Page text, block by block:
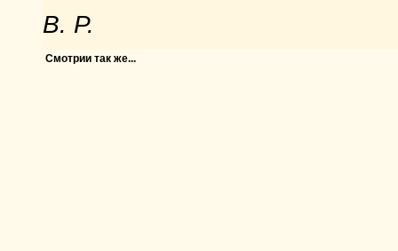
B. P.
Смотрии так же...